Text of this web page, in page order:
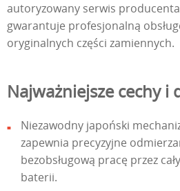
autoryzowany serwis
gwarantuje profesjonalną
oryginalnych części zamiennych.
Najważniejsze cechy i
Niezawodny japoński
zapewnia precyzyjne
bezobsługową pracę przez
baterii.